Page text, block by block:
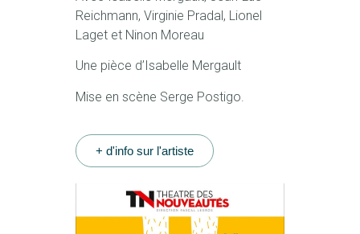
Reichmann, Virginie Pradal, Lionel
Laget et Ninon Moreau
Une pièce d’Isabelle Mergault
Mise en scène Serge Postigo.
+ d'info sur l'artiste